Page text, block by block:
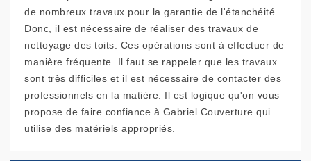
de nombreux travaux pour la garantie de l'étanchéité.
Donc, il est nécessaire de réaliser des travaux de
nettoyage des toits. Ces opérations sont à effectuer de
manière fréquente. Il faut se rappeler que les travaux
sont très difficiles et il est nécessaire de contacter des
professionnels en la matière. Il est logique qu'on vous
propose de faire confiance à Gabriel Couverture qui
utilise des matériels appropriés.